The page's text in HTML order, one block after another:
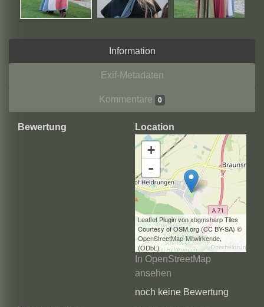
Information
Exif-Metadaten
Kommentare 0
Bewertung Location
+
-
LeafletPlugin vonxbgmsharpTiles
Courtesy of OSM.org (CC BY-SA) ©
OpenStreetMap-Mitwirkende,
(ODbL )
In OpenStreetMap
ansehen
noch keine Bewertung